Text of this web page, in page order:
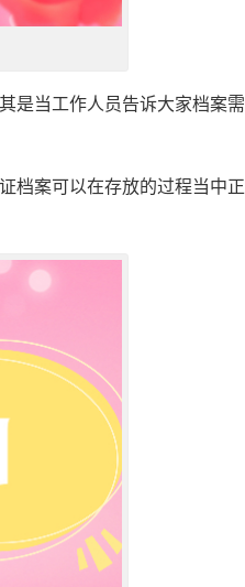
是当工作人员告诉大家档案
档案可以在存放的过程当中